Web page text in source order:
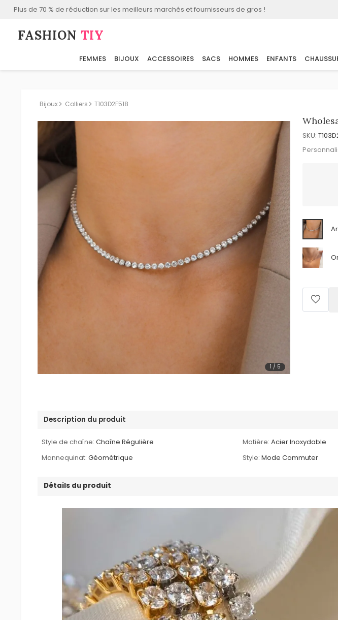
Plus de 70 % de réduction sur les meilleurs marchés et fournisseurs de gros !
FASHION⁠ TIY
FEMMES BIJOUX ACCESSOIRES SACS HOMMES ENFANTS
Bijoux Colliers T103D2F518
1 / 5
SKU:
Description du produit
Style de chaîne: Chaîne Régulière Matière: Acier Inoxydable
Mannequinat: Géométrique Style: Mode Commuter
Détails du produit